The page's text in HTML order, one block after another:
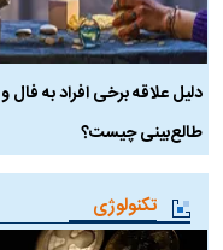
دلیل علاقه برخی افراد به فال و
طالع‌بینی چیست؟
تکنولوژی